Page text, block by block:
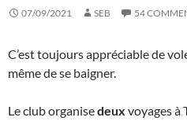
07/09/2021 SEB 54
C’est toujours appréciable de
même de se baigner.
Le club organisedeux voyages à